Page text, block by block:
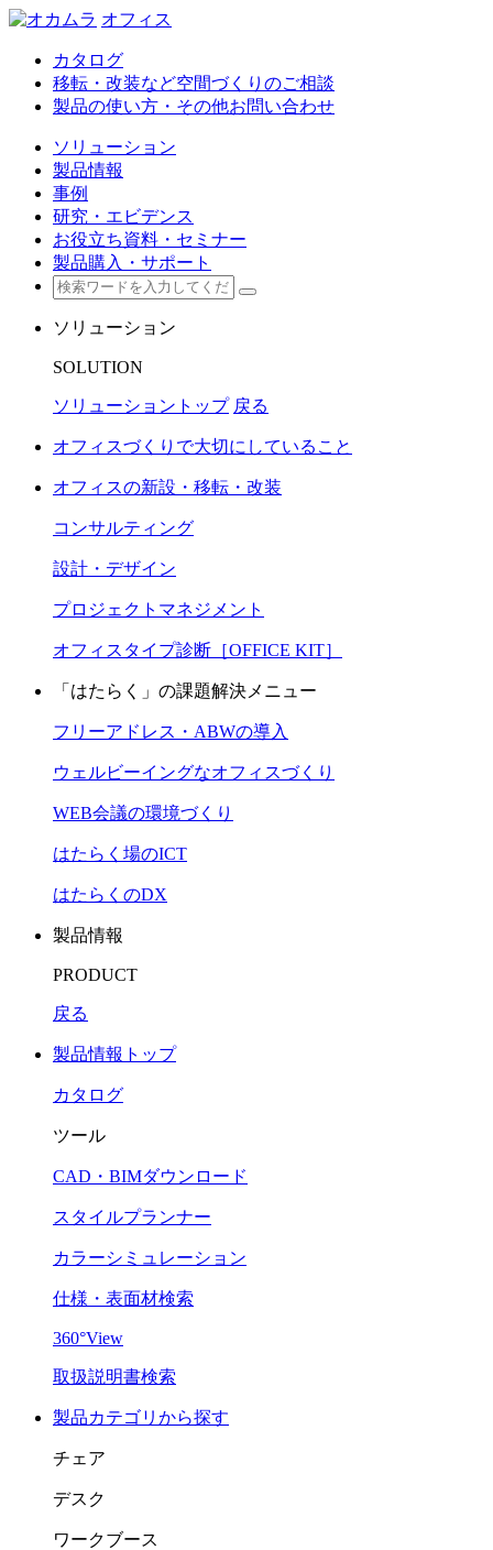
オフィス
カタログ
移転・改装など空間づくりのご相談
製品の使い方・その他お問い合わせ
ソリューション
製品情報
事例
研究・エビデンス
お役立ち資料・セミナー
製品購入・サポート
ソリューション
SOLUTION
ソリューショントップ 戻る
オフィスづくりで大切にしていること
オフィスの新設・移転・改装
コンサルティング
設計・デザイン
プロジェクトマネジメント
オフィスタイプ診断［OFFICE KIT］
「はたらく」の課題解決メニュー
フリーアドレス・ABWの導入
ウェルビーイングなオフィスづくり
WEB会議の環境づくり
はたらく場のICT
はたらくのDX
製品情報
PRODUCT
戻る
製品情報トップ
カタログ
ツール
CAD・BIMダウンロード
スタイルプランナー
カラーシミュレーション
仕様・表面材検索
360°View
取扱説明書検索
製品カテゴリから探す
チェア
デスク
ワークブース